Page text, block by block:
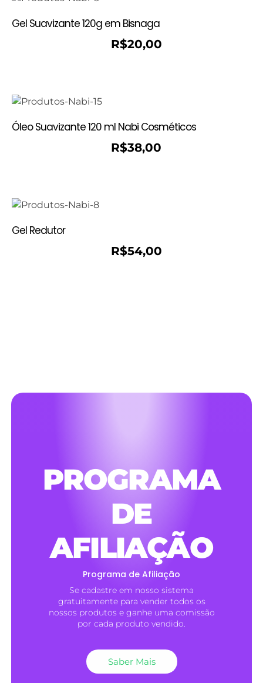
Gel Suavizante 120g em Bisnaga
R$20,00
Óleo Suavizante 120 ml Nabi Cosméticos
R$38,00
Gel Redutor
R$54,00
PROGRAMA
DE
AFILIAÇÃO
Programa de Afiliação
Se cadastre em nosso sistema
gratuitamente para vender todos os
nossos produtos e ganhe uma comissão
por cada produto vendido.
Saber Mais